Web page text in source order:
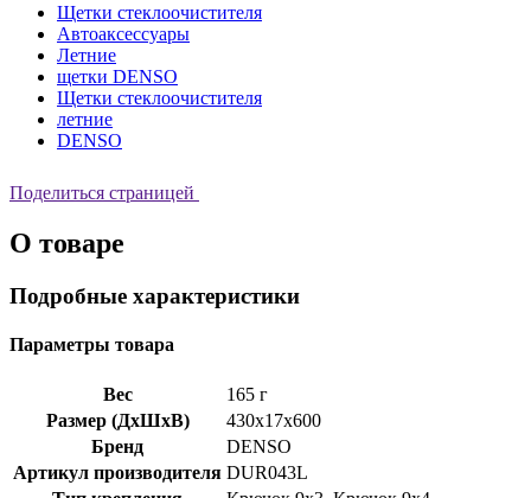
Щетки стеклоочистителя
Автоаксессуары
Летние
щетки DENSO
Щетки стеклоочистителя
летние
DENSO
Поделиться страницей
О товаре
Подробные характеристики
Параметры товара
Вес
165 г
Размер (ДхШхВ)
430x17x600
Бренд
DENSO
Артикул производителя DUR043L